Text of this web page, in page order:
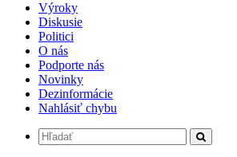
Výroky
Diskusie
Politici
O nás
Podporte nás
Novinky
Dezinformácie
Nahlásiť chybu